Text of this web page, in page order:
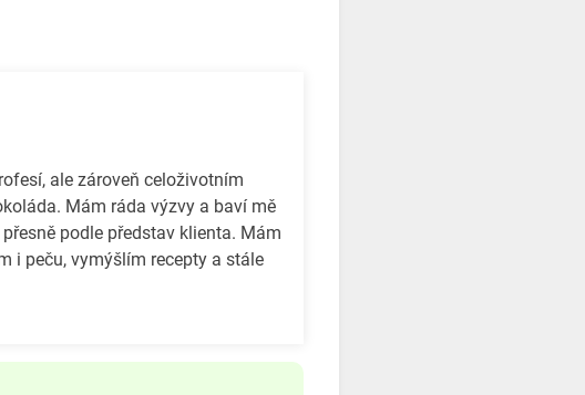
ale zároveň celoživotním
Mám ráda výzvy a baví mě
podle představ klienta. Mám
i peču, vymýšlím recepty a stále